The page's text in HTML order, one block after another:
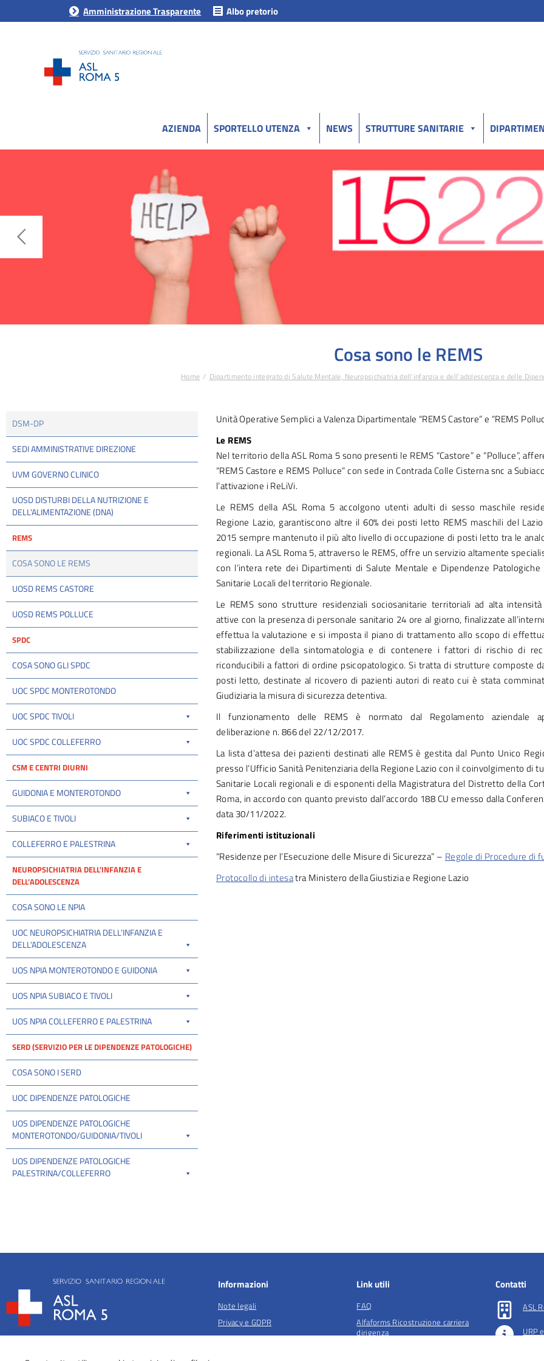
Amministrazione Trasparente Albo pretorio
AZIENDA SPORTELLO UTENZA NEWS STRUTTURE SANITARIE
Cosa sono le REMS
Home Dipartimento integrato di Salute Mentale, Neuropsichiatria dell’infanzia e dell’adolescenza e delle
DSM-DP
SEDI AMMINISTRATIVE DIREZIONE
UVM GOVERNO CLINICO
UOSD DISTURBI DELLA NUTRIZIONE E
DELL'ALIMENTAZIONE (DNA)
REMS
COSA SONO LE REMS
UOSD REMS CASTORE
UOSD REMS POLLUCE
SPDC
COSA SONO GLI SPDC
UOC SPDC MONTEROTONDO
UOC SPDC TIVOLI
UOC SPDC COLLEFERRO
CSM E CENTRI DIURNI
GUIDONIA E MONTEROTONDO
SUBIACO E TIVOLI
COLLEFERRO E PALESTRINA
NEUROPSICHIATRIA DELL’INFANZIA E
DELL’ADOLESCENZA
COSA SONO LE NPIA
UOC NEUROPSICHIATRIA DELL’INFANZIA E
DELL’ADOLESCENZA
UOS NPIA MONTEROTONDO E GUIDONIA
UOS NPIA SUBIACO E TIVOLI
UOS NPIA COLLEFERRO E PALESTRINA
SERD (SERVIZIO PER LE DIPENDENZE PATOLOGICHE)
COSA SONO I SERD
UOC DIPENDENZE PATOLOGICHE
UOS DIPENDENZE PATOLOGICHE
MONTEROTONDO/GUIDONIA/TIVOLI
UOS DIPENDENZE PATOLOGICHE
PALESTRINA/COLLEFERRO
Unità Operative Semplici a Valenza Dipartimentale “REMS Castore” e “REMS
Le REMS
Nel territorio della ASL Roma 5 sono presenti le REMS “Castore” e “Polluce”,
“REMS Castore e REMS Polluce” con sede in Contrada Colle Cisterna snc a
l’attivazione i ReLiVi.
Le REMS della ASL Roma 5 accolgono utenti adulti di sesso maschile
Regione Lazio, garantiscono altre il 60% dei posti letto REMS maschili del
2015 sempre mantenuto il più alto livello di occupazione di posti letto tra le
regionali. La ASL Roma 5, attraverso le REMS, offre un servizio altamente
con l’intera rete dei Dipartimenti di Salute Mentale e Dipendenze Patologiche
Sanitarie Locali del territorio Regionale.
Le REMS sono strutture residenziali sociosanitarie territoriali ad alta intensità
attive con la presenza di personale sanitario 24 ore al giorno, finalizzate
effettua la valutazione e si imposta il piano di trattamento allo scopo di
stabilizzazione della sintomatologia e di contenere i fattori di rischio di
riconducibili a fattori di ordine psicopatologico. Si tratta di strutture composte
posti letto, destinate al ricovero di pazienti autori di reato cui è stata
Giudiziaria la misura di sicurezza detentiva.
Il funzionamento delle REMS è normato dal Regolamento aziendale
deliberazione n. 866 del 22/12/2017.
La lista d’attesa dei pazienti destinati alle REMS è gestita dal Punto Unico
presso l’Ufficio Sanità Penitenziaria della Regione Lazio con il coinvolgimento di
Sanitarie Locali regionali e di esponenti della Magistratura del Distretto della
Roma, in accordo con quanto previsto dall’accordo 188 CU emesso dalla
data 30/11/2022.
Riferimenti istituzionali
“Residenze per l’Esecuzione delle Misure di Sicurezza” – Regole di Procedure di
Protocollo di intesatra Ministero della Giustizia e Regione Lazio
Informazioni
Note legali
Privacy e GDPR
Privacy per finalità e tutela della
Link utili
FAQ
Alfaforms Ricostruzione carriera
dirigenza
Contatti
ASL
URP